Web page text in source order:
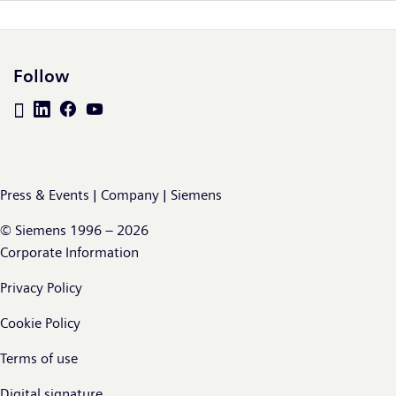
Follow
Press & Events | Company | Siemens
© Siemens 1996 – 2026
Corporate Information
Privacy Policy
Cookie Policy
Terms of use